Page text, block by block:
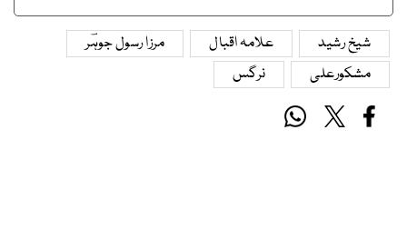
شیخ رشید علامہ اقبال
مرزا رسول جوہؔر
مشکورعلی
نرگس